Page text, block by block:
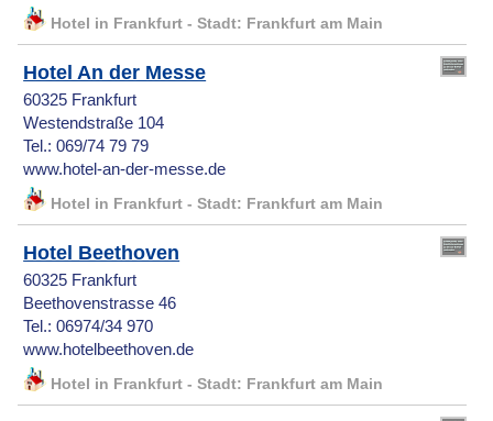
Hotel in Frankfurt - Stadt: Frankfurt am Main
Hotel An der Messe
60325 Frankfurt
Westendstraße 104
Tel.: 069/74 79 79
www.hotel-an-der-messe.de
Hotel in Frankfurt - Stadt: Frankfurt am Main
Hotel Beethoven
60325 Frankfurt
Beethovenstrasse 46
Tel.: 06974/34 970
www.hotelbeethoven.de
Hotel in Frankfurt - Stadt: Frankfurt am Main